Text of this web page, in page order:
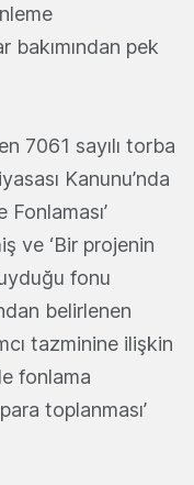
bakımından pek
7061 sayılı torba
Kanunu’nda
ve ‘Bir projenin
fonu
belirlenen
tazminine ilişkin
fonlama
toplanması’